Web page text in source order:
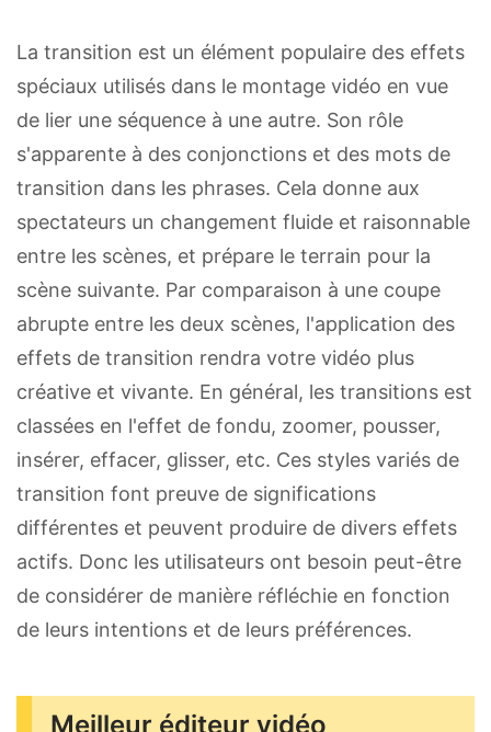
La transition est un élément populaire des effets
spéciaux utilisés dans le montage vidéo en vue
de lier une séquence à une autre. Son rôle
s'apparente à des conjonctions et des mots de
transition dans les phrases. Cela donne aux
spectateurs un changement fluide et raisonnable
entre les scènes, et prépare le terrain pour la
scène suivante. Par comparaison à une coupe
abrupte entre les deux scènes, l'application des
effets de transition rendra votre vidéo plus
créative et vivante. En général, les transitions est
classées en l'effet de fondu, zoomer, pousser,
insérer, effacer, glisser, etc. Ces styles variés de
transition font preuve de significations
différentes et peuvent produire de divers effets
actifs. Donc les utilisateurs ont besoin peut-être
de considérer de manière réfléchie en fonction
de leurs intentions et de leurs préférences.
Meilleur éditeur vidéo